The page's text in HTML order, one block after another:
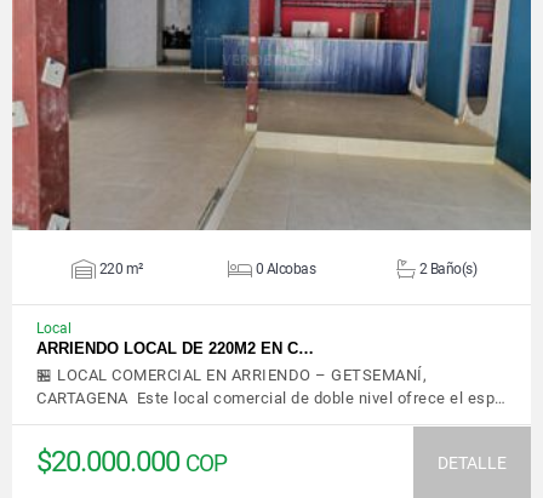
VER DETALLES
220 m² 0 Alcobas 2 Baño(s)
Local
ARRIENDO LOCAL DE 220M2 EN C…
🏪 LOCAL COMERCIAL EN ARRIENDO – GETSEMANÍ,
CARTAGENA Este local comercial de doble nivel ofrece el esp…
$20.000.000 COP DETALLE